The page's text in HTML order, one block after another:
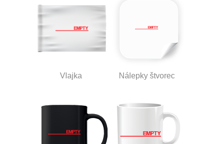
Vlajka Nálepky štvorec